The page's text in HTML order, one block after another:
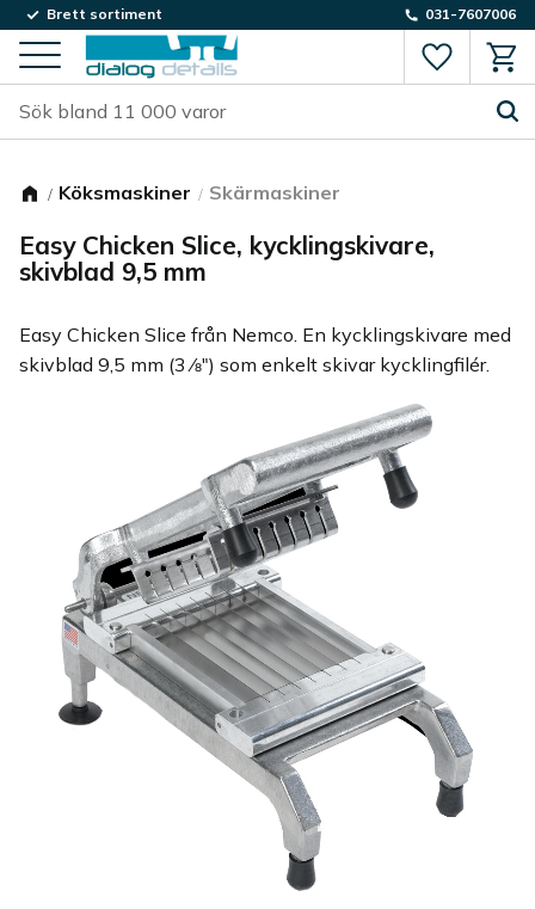
Meny
Brett sortiment 031-7607006
Köksmaskiner Skärmaskiner
Easy Chicken Slice, kycklingskivare,
skivblad 9,5 mm
Easy Chicken Slice från Nemco. En kycklingskivare med
skivblad 9,5 mm (3 ⁄8") som enkelt skivar kycklingfilér.